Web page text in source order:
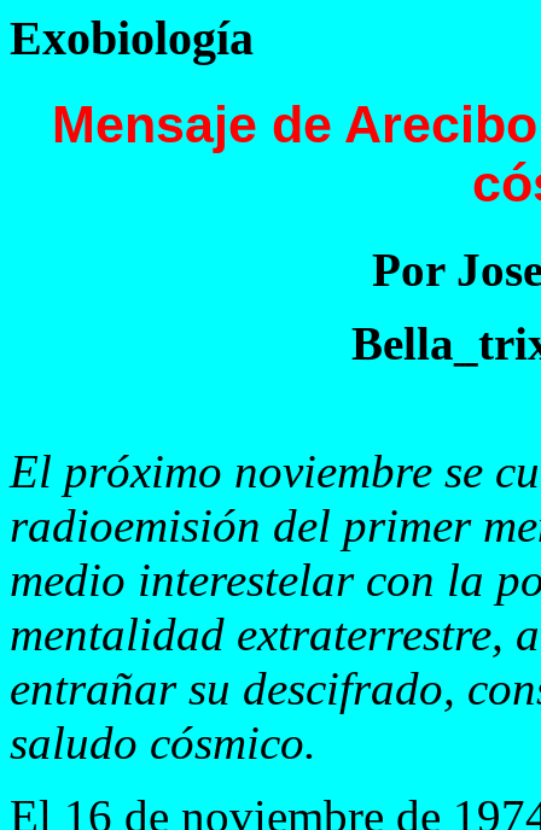
Exobiología
Mensaje de
Por
El próximo noviembre se
radioemisión del primer
medio interestelar con la
mentalidad extraterrestre,
entrañar su descifrado,
saludo cósmico.
El 16 de noviembre de